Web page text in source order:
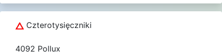
Czterotysięczniki
4092 Pollux